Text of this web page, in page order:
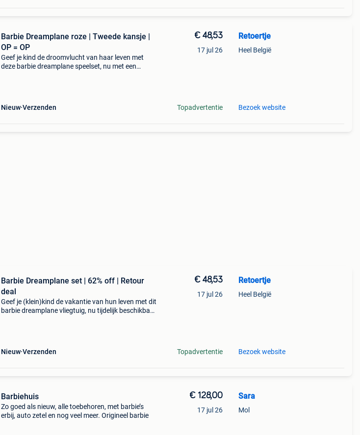
Barbie Dreamplane roze | Tweede kansje |
OP = OP
Geef je kind de droomvlucht van haar leven met
deze barbie dreamplane speelset, nu met een
Nieuw Verzenden
€ 48,53
17 jul 26
Topadvertentie
Retoertje
Heel België
Bezoek website
Barbie Dreamplane set | 62% off | Retour
deal
Geef je (klein)kind de vakantie van hun leven met dit
barbie dreamplane vliegtuig, nu tijdelijk beschikbaar
Nieuw Verzenden
€ 48,53
17 jul 26
Topadvertentie
Retoertje
Heel België
Bezoek website
Barbiehuis
Zo goed als nieuw, alle toebehoren, met barbie’s
erbij, auto zetel en nog veel meer. Origineel barbie
€ 128,00
17 jul 26
Sara
Mol